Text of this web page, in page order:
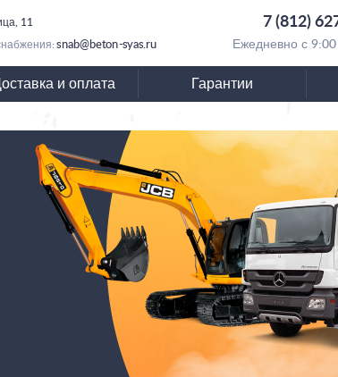
11 7 (812)
snab@beton-syas.ru Ежедневно с
и оплата Гарантии